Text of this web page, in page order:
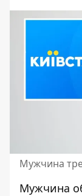
Мужчина
Мужчина